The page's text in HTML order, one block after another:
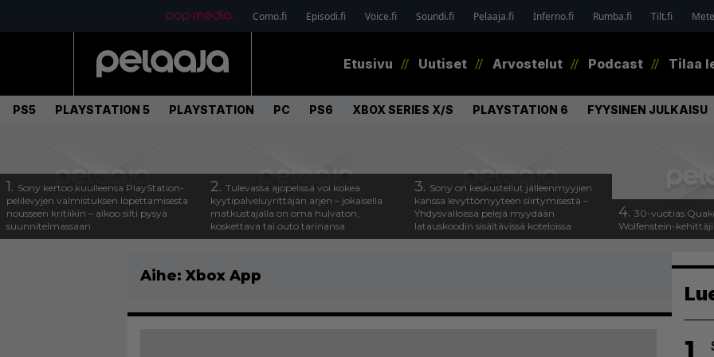
Como.fi Episodi.fi Voice.fi Soundi.fi Pelaaja.fi Inferno.fi Rumba.fi Tilt.fi
Etusivu Uutiset Arvostelut Podcast Tilaa
PS5 PLAYSTATION 5 PLAYSTATION PC PS6 XBOX SERIES X/S PLAYSTATION 6 FYYSINEN JULKAISU
1. Sony kertoo kuulleensa PlayStation-
pelilevyjen valmistuksen lopettamisesta
nousseen kritiikin – aikoo silti pysyä
suunnitelmassaan
2. Tulevassa ajopelissä voi kokea
kyytipalveluyrittäjän arjen – jokaisella
matkustajalla on oma hulvaton,
koskettava tai outo tarinansa
3. Sony on keskustellut jälleenmyyjien
kanssa levyttömyyteen siirtymisestä –
Yhdysvalloissa pelejä myydään
latauskoodin sisältävissä koteloissa
4. 30-vuotias
Wolfenstein-
Aihe: Xbox App
1